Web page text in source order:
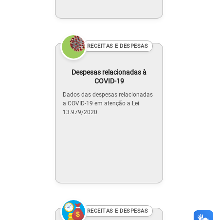
RECEITAS E DESPESAS
Despesas relacionadas à
COVID-19
Dados das despesas relacionadas
a COVID-19 em atenção a Lei
13.979/2020.
RECEITAS E DESPESAS